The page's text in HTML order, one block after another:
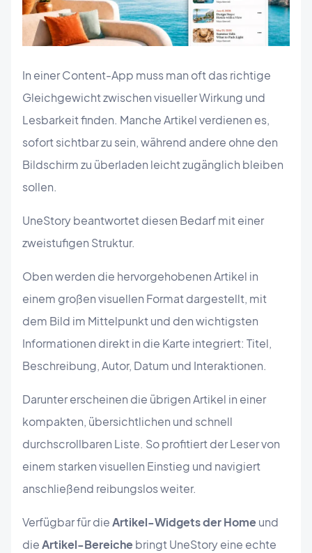
In einer Content-App muss man oft das richtige
Gleichgewicht zwischen visueller Wirkung und
Lesbarkeit finden. Manche Artikel verdienen es,
sofort sichtbar zu sein, während andere ohne den
Bildschirm zu überladen leicht zugänglich bleiben
sollen.
UneStory beantwortet diesen Bedarf mit einer
zweistufigen Struktur.
Oben werden die hervorgehobenen Artikel in
einem großen visuellen Format dargestellt, mit
dem Bild im Mittelpunkt und den wichtigsten
Informationen direkt in die Karte integriert: Titel,
Beschreibung, Autor, Datum und Interaktionen.
Darunter erscheinen die übrigen Artikel in einer
kompakten, übersichtlichen und schnell
durchscrollbaren Liste. So profitiert der Leser von
einem starken visuellen Einstieg und navigiert
anschließend reibungslos weiter.
Verfügbar für dieArtikel-Widgets der Homeund
dieArtikel-Bereichebringt UneStory eine echte